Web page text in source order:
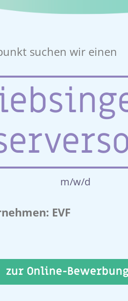
suchen wir einen
m/w/d
EVF
zur Online-